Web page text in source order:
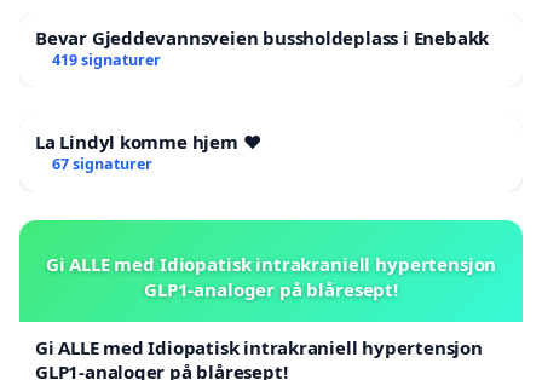
Bevar Gjeddevannsveien bussholdeplass i Enebakk
419 signaturer
La Lindyl komme hjem ❤️
67 signaturer
Gi ALLE med Idiopatisk intrakraniell hypertensjon
GLP1-analoger på blåresept!
Gi ALLE med Idiopatisk intrakraniell hypertensjon
GLP1-analoger på blåresept!